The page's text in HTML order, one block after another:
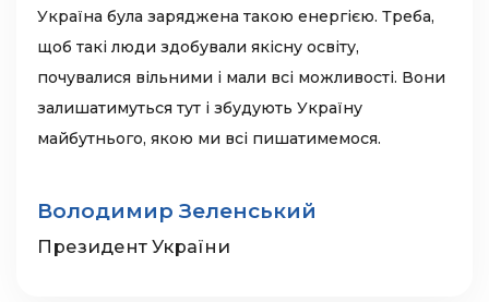
Україна була заряджена такою енергією. Треба,
щоб такі люди здобували якісну освіту,
почувалися вільними і мали всі можливості. Вони
залишатимуться тут і збудують Україну
майбутнього, якою ми всі пишатимемося.
Володимир Зеленський
Президент України